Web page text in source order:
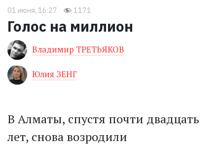
01 июня, 16:27 1171
Голос на миллион
Владимир ТРЕТЬЯКОВ
Юлия ЗЕНГ
В Алматы, спустя почти двадцать
лет, снова возродили